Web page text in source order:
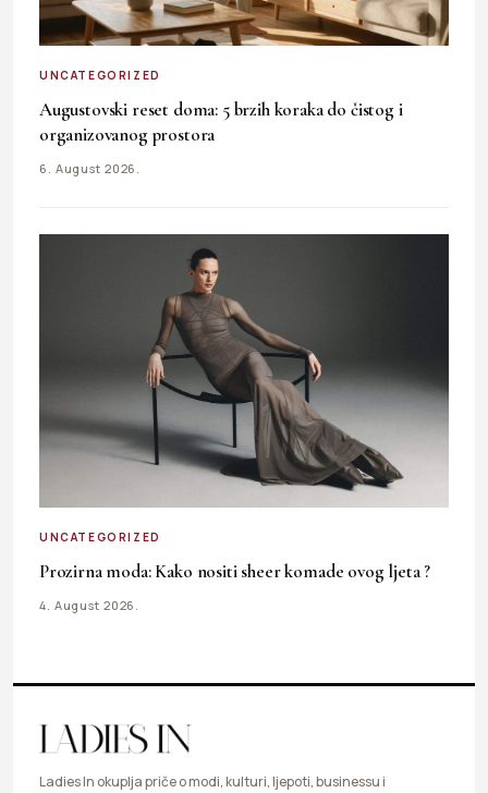
UNCATEGORIZED
Augustovski reset doma: 5 brzih koraka do čistog i
organizovanog prostora
6. August 2026.
UNCATEGORIZED
Prozirna moda: Kako nositi sheer komade ovog ljeta ?
4. August 2026.
Ladies In okuplja priče o modi, kulturi, ljepoti, businessu i